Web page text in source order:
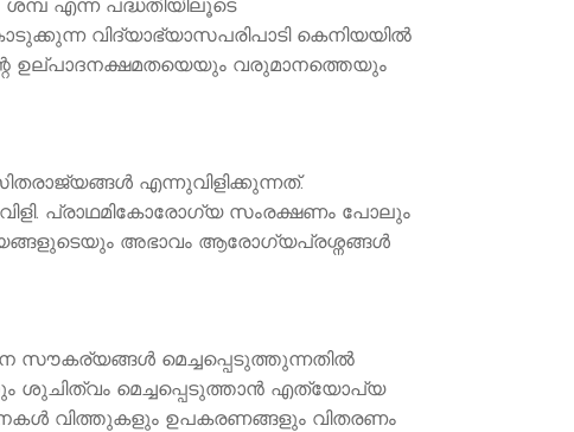
എന്ന പദ്ധതിയിലൂടെ
വിദ്യാഭ്യാസപരിപാടി കെനിയയില്‍
ഉല്പാദനക്ഷമതയെയും വരുമാനത്തെയും
എന്നുവിളിക്കുന്നത്.
പ്രാഥമികോരോഗ്യ സംരക്ഷണം പോലും
അഭാവം ആരോഗ്യപ്രശ്നങ്ങൾ
മെച്ചപ്പെടുത്തുന്നതിൽ
ശുചിത്വം മെച്ചപ്പെടുത്താന്‍ എത്യോപ്യ
വിത്തുകളും ഉപകരണങ്ങളും വിതരണം